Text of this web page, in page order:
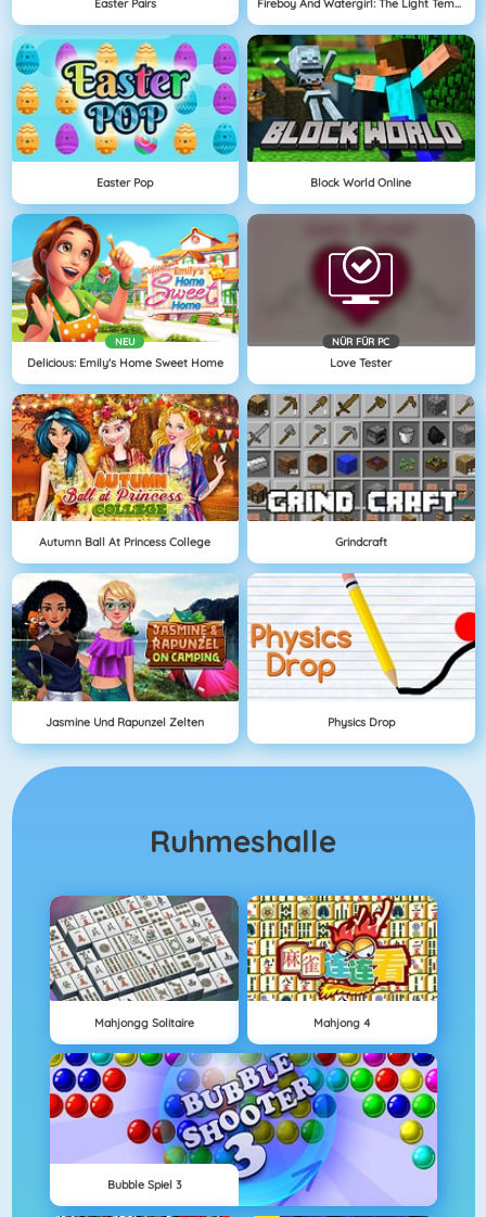
Easter Pop Block World Online
NEU
Delicious: Emily's Home Sweet Home
NÜR FÜR PC
Love Tester
Autumn Ball At Princess College Grindcraft
Jasmine Und Rapunzel Zelten Physics Drop
Ruhmeshalle
Mahjongg Solitaire Mahjong 4
Bubble Spiel 3